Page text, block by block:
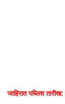
जाहिरात पब्लिश तारीख: